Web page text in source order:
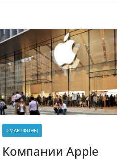
СМАРТФОНЫ
Компании Apple